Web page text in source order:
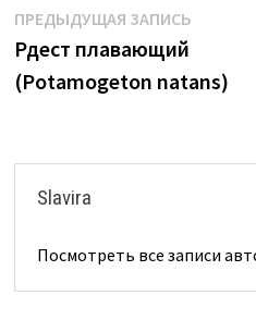
Навигация
по
записям
ПРЕДЫДУЩАЯ ЗАПИСЬ
Рдест плавающий
(Potamogeton natans)
Slavira
Посмотреть все записи